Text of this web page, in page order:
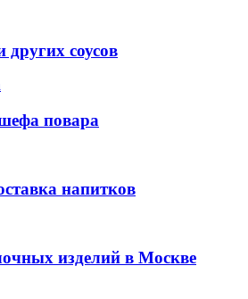
соусов
повара
напитков
изделий в Москве